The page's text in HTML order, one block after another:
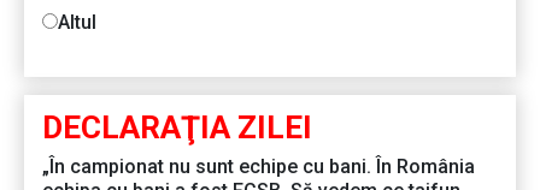
Altul
DECLARAŢIA ZILEI
„În campionat nu sunt echipe cu bani. În România